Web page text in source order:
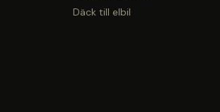
Däck till elbil